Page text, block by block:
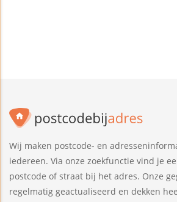
Wij maken postcode- en
iedereen. Via onze zoekfunctie vind je
postcode of straat bij het adres. Onze
regelmatig geactualiseerd en dekken